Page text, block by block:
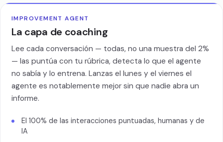
IMPROVEMENT AGENT
La capa de coaching
Lee cada conversación — todas, no una muestra del 2%
— las puntúa con tu rúbrica, detecta lo que el agente
no sabía y lo entrena. Lanzas el lunes y el viernes el
agente es notablemente mejor sin que nadie abra un
informe.
El 100% de las interacciones puntuadas, humanas y de
IA